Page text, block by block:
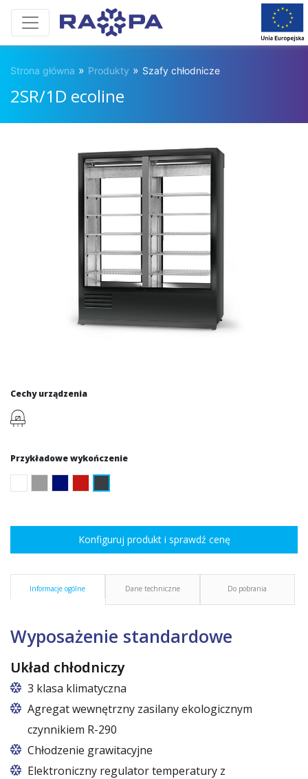
Strona główna » Produkty » Szafy chłodnicze
2SR/1D ecoline
Cechy urządzenia
Przykładowe wykończenie
Konfiguruj produkt i sprawdź cenę
Informacje ogólne Dane techniczne Do pobrania
Wyposażenie standardowe
Układ chłodniczy
3 klasa klimatyczna
Agregat wewnętrzny zasilany ekologicznym
czynnikiem R-290
Chłodzenie grawitacyjne
Elektroniczny regulator temperatury z